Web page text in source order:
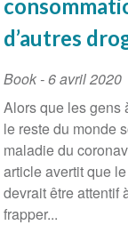
d’autres
Book-6 avril 2020
Alors que les gens
le reste du monde
maladie du
article avertit que
devrait être attentif
frapper...